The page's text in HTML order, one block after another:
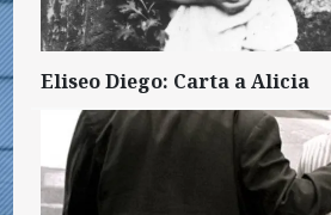
Eliseo Diego: Carta a Alicia